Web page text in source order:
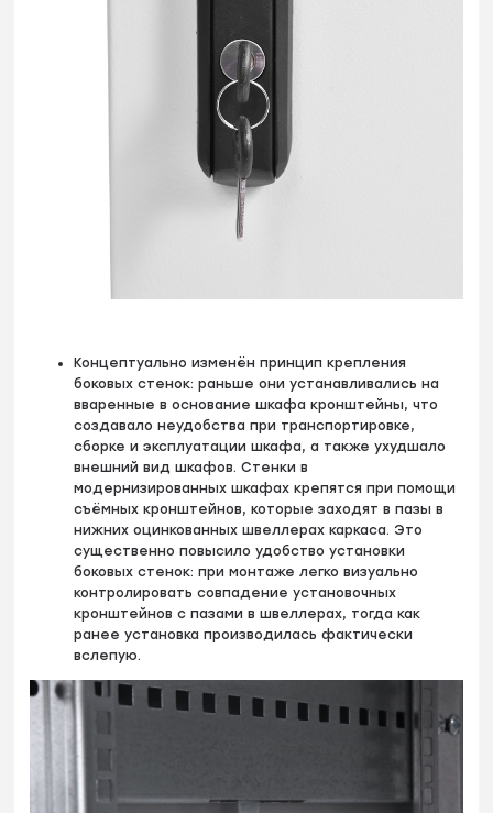
Концептуально изменён принцип крепления
боковых стенок: раньше они устанавливались на
вваренные в основание шкафа кронштейны, что
создавало неудобства при транспортировке,
сборке и эксплуатации шкафа, а также ухудшало
внешний вид шкафов. Стенки в
модернизированных шкафах крепятся при помощи
съёмных кронштейнов, которые заходят в пазы в
нижних оцинкованных швеллерах каркаса. Это
существенно повысило удобство установки
боковых стенок: при монтаже легко визуально
контролировать совпадение установочных
кронштейнов с пазами в швеллерах, тогда как
ранее установка производилась фактически
вслепую.